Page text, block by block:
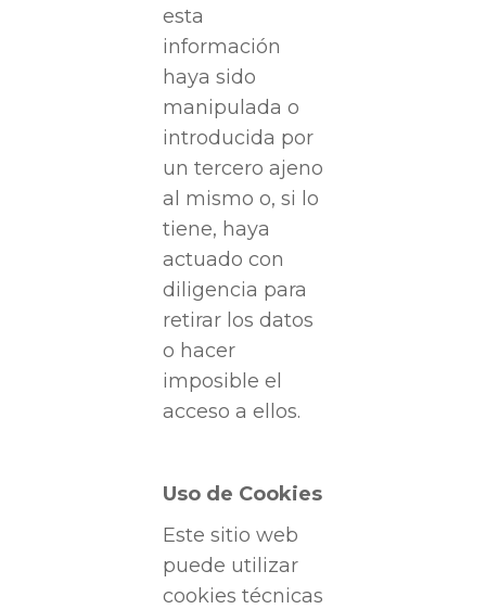
esta
información
haya sido
manipulada o
introducida por
un tercero ajeno
al mismo o, si lo
tiene, haya
actuado con
diligencia para
retirar los datos
o hacer
imposible el
acceso a ellos.
Uso de Cookies
Este sitio web
puede utilizar
cookies técnicas